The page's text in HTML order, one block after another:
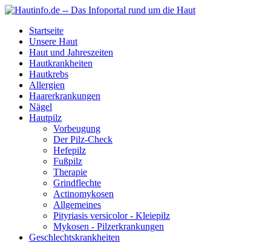
Startseite
Unsere Haut
Haut und Jahreszeiten
Hautkrankheiten
Hautkrebs
Allergien
Haarerkrankungen
Nägel
Hautpilz
Vorbeugung
Der Pilz-Check
Hefepilz
Fußpilz
Therapie
Grindflechte
Actinomykosen
Allgemeines
Pityriasis versicolor - Kleiepilz
Mykosen - Pilzerkrankungen
Geschlechtskrankheiten